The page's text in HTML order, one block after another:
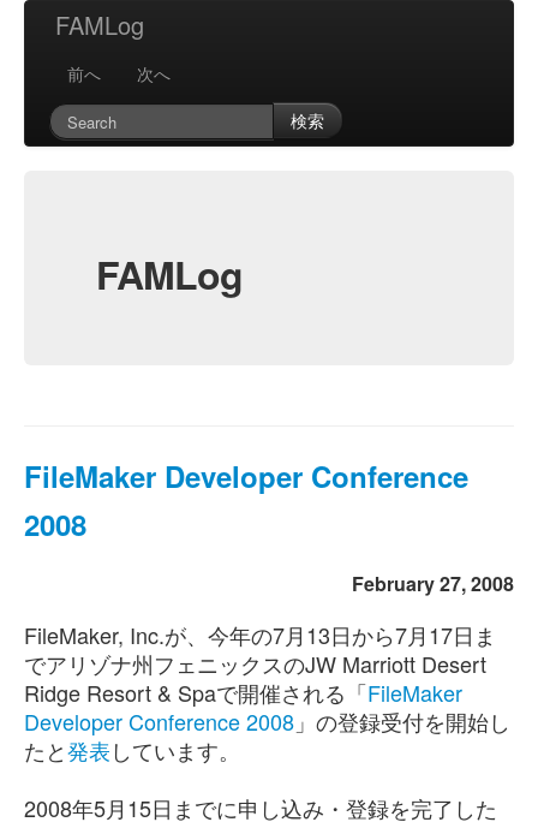
FAMLog
前へ
次へ
検索
FAMLog
FileMaker Developer Conference
2008
February 27, 2008
FileMaker, Inc.が、今年の7月13日から7月17日ま
でアリゾナ州フェニックスのJW Marriott Desert
Ridge Resort & Spaで開催される「FileMaker
Developer Conference 2008 」の登録受付を開始し
たと発表しています。
2008年5月15日までに申し込み・登録を完了した